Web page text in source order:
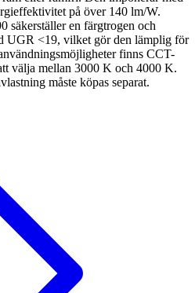
på över 140 lm/W.
säkerställer en färgtrogen och
UGR <19, vilket gör den lämplig för
finns CCT-
välja mellan 3000 K och 4000 K.
måste köpas separat.